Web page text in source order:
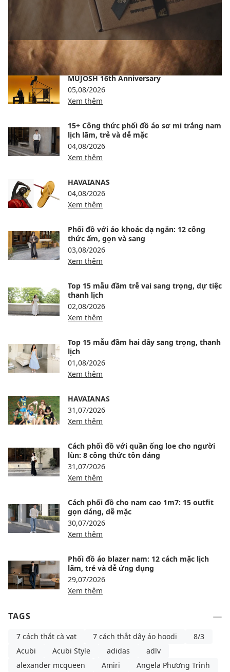
BÀI VIẾT NỔI BẬT
MUJOSH 16th Anniversary
05,08/2026
Xem thêm
15+ Công thức phối đồ áo sơ mi trắng nam
lịch lãm, trẻ và dễ mặc
04,08/2026
Xem thêm
HAVAIANAS
04,08/2026
Xem thêm
Phối đồ với áo khoác dạ ngắn: 12 công
thức ấm, gọn và sang
03,08/2026
Xem thêm
Top 15 mẫu đầm trễ vai sang trọng, dự tiệc
thanh lịch
02,08/2026
Xem thêm
Top 15 mẫu đầm hai dây sang trọng, thanh
lịch
01,08/2026
Xem thêm
HAVAIANAS
31,07/2026
Xem thêm
Cách phối đồ với quần ống loe cho người
lùn: 8 công thức tôn dáng
31,07/2026
Xem thêm
Cách phối đồ cho nam cao 1m7: 15 outfit
gọn dáng, dễ mặc
30,07/2026
Xem thêm
Phối đồ áo blazer nam: 12 cách mặc lịch
lãm, trẻ và dễ ứng dụng
29,07/2026
Xem thêm
TAGS
7 cách thắt cà vạt 7 cách thắt dây áo hoodi
8/3
Acubi
Acubi Style adidas
adlv
alexander mcqueen
Amiri
Angela Phương Trinh